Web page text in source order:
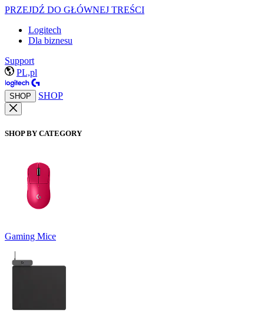
PRZEJDŹ DO GŁÓWNEJ TREŚCI
Logitech
Dla biznesu
Support
PL,pl
SHOP SHOP
SHOP BY CATEGORY
Gaming Mice